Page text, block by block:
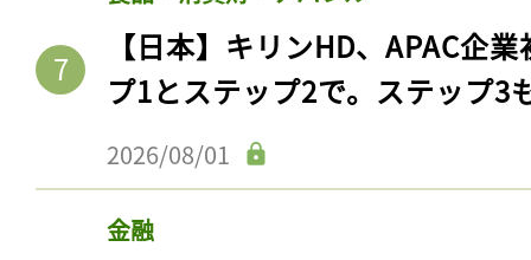
【日本】キリンHD、APAC企
プ1とステップ2で。ステップ3
2026/08/01
金融
記事をお気に入りに
ログインが必